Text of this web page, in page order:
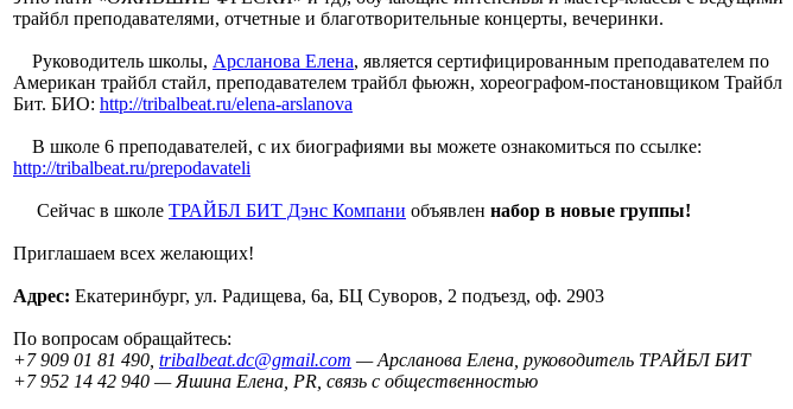
трайбл преподавателями, отчетные и благотворительные концерты, вечеринки.
Руководитель школы, Арсланова Елена, является сертифицированным преподавателем по
Американ трайбл стайл, преподавателем трайбл фьюжн, хореографом-постановщиком Трайбл
Бит. БИО: http://tribalbeat.ru/elena-arslanova
В школе 6 преподавателей, с их биографиями вы можете ознакомиться по ссылке:
http://tribalbeat.ru/prepodavateli
Сейчас в школе ТРАЙБЛ БИТ Дэнс Компани объявлен набор в новые группы!
Приглашаем всех желающих!
Адрес: Екатеринбург, ул. Радищева, 6а, БЦ Суворов, 2 подъезд, оф. 2903
По вопросам обращайтесь:
+7 909 01 81 490, tribalbeat.dc@gmail.com — Арсланова Елена, руководитель ТРАЙБЛ БИТ
+7 952 14 42 940 — Яшина Елена, PR, связь с общественностью